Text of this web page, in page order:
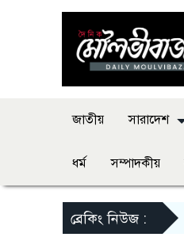
জাতীয় সারাদেশ
ধর্ম সম্পাদকীয়
ব্রেকিং নিউজ :